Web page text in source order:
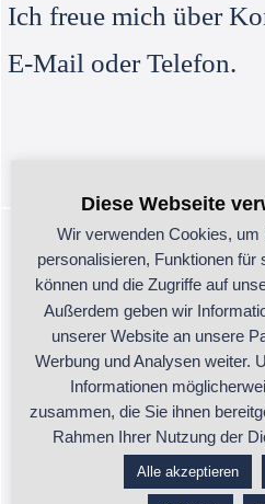
Ich freue mich über
E-Mail oder Telefon.
Kontakt:
Michael
+49 7223
D-76534
Diese Webseite
Wir verwenden Cookies, um
personalisieren, Funktionen für
können und die Zugriffe auf
Außerdem geben wir
unserer Website an unsere
Werbung und Analysen weiter.
Informationen
zusammen, die Sie ihnen
Rahmen Ihrer Nutzung der
Alle akzeptieren